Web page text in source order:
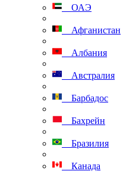
ОАЭ
Афганистан
Албания
Австралия
Барбадос
Бахрейн
Бразилия
Канада